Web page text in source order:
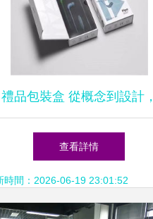
禮品包裝盒 從概念到設計，
打造專屬的視覺盛宴
查看詳情
時間：2026-06-19 23:01:52